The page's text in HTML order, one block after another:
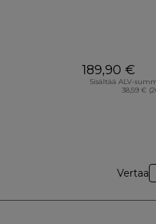
189,90 €
Sisältää ALV-
38,59 €
Vertaa